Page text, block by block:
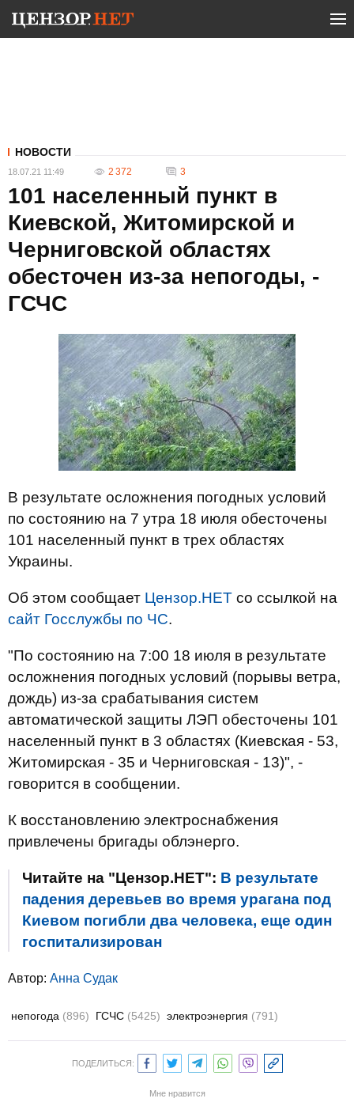
НОВОСТИ
18.07.21 11:49 2 372 3
101 населенный пункт в
Киевской, Житомирской и
Черниговской областях
обесточен из-за непогоды, -
ГСЧС
В результате осложнения погодных условий
по состоянию на 7 утра 18 июля обесточены
101 населенный пункт в трех областях
Украины.
Об этом сообщает Цензор.НЕТ со ссылкой на
сайт Госслужбы по ЧС.
"По состоянию на 7:00 18 июля в результате
осложнения погодных условий (порывы ветра,
дождь) из-за срабатывания систем
автоматической защиты ЛЭП обесточены 101
населенный пункт в 3 областях (Киевская - 53,
Житомирская - 35 и Черниговская - 13)", -
говорится в сообщении.
К восстановлению электроснабжения
привлечены бригады облэнерго.
Читайте на "Цензор.НЕТ": В результате
падения деревьев во время урагана под
Киевом погибли два человека, еще один
госпитализирован
Автор: Анна Судак
непогода (896) ГСЧС (5425) электроэнергия (791)
ПОДЕЛИТЬСЯ:
Мне нравится